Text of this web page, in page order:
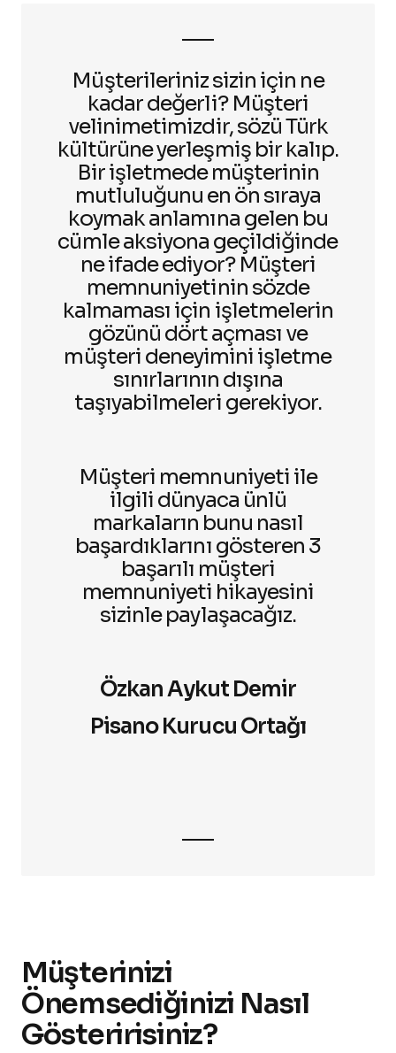
Müşterileriniz sizin için ne
kadar değerli? Müşteri
velinimetimizdir, sözü Türk
kültürüne yerleşmiş bir kalıp.
Bir işletmede müşterinin
mutluluğunu en ön sıraya
koymak anlamına gelen bu
cümle aksiyona geçildiğinde
ne ifade ediyor? Müşteri
memnuniyetinin sözde
kalmaması için işletmelerin
gözünü dört açması ve
müşteri deneyimini işletme
sınırlarının dışına
taşıyabilmeleri gerekiyor.
Müşteri memnuniyeti ile
ilgili dünyaca ünlü
markaların bunu nasıl
başardıklarını gösteren 3
başarılı müşteri
memnuniyeti hikayesini
sizinle paylaşacağız.
Özkan Aykut Demir
Pisano Kurucu Ortağı
Müşterinizi
Önemsediğinizi Nasıl
Gösteririsiniz?